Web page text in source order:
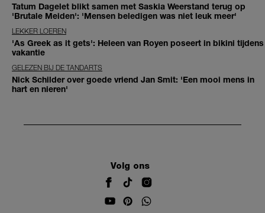
Tatum Dagelet blikt samen met Saskia Weerstand terug op
'Brutale Meiden': 'Mensen beledigen was niet leuk meer'
LEKKER LOEREN
'As Greek as it gets': Heleen van Royen poseert in bikini tijdens
vakantie
GELEZEN BIJ DE TANDARTS
Nick Schilder over goede vriend Jan Smit: 'Een mooi mens in
hart en nieren'
Volg ons